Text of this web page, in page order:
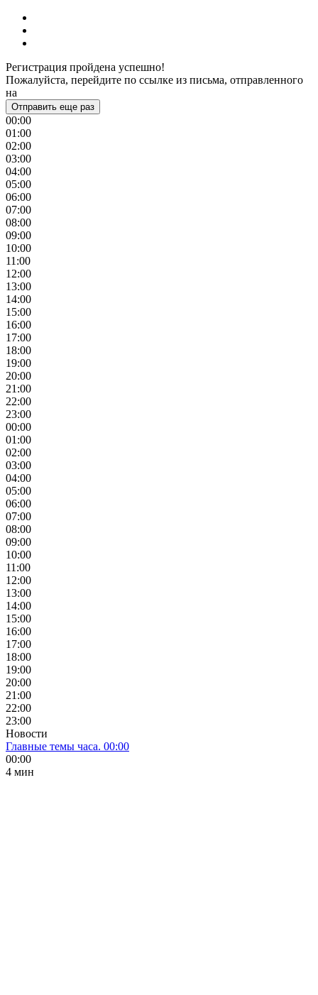
Регистрация пройдена успешно!
Пожалуйста, перейдите по ссылке из письма, отправленного
на
Отправить еще раз
00:00
01:00
02:00
03:00
04:00
05:00
06:00
07:00
08:00
09:00
10:00
11:00
12:00
13:00
14:00
15:00
16:00
17:00
18:00
19:00
20:00
21:00
22:00
23:00
00:00
01:00
02:00
03:00
04:00
05:00
06:00
07:00
08:00
09:00
10:00
11:00
12:00
13:00
14:00
15:00
16:00
17:00
18:00
19:00
20:00
21:00
22:00
23:00
Новости
Главные темы часа. 00:00
00:00
4 мин